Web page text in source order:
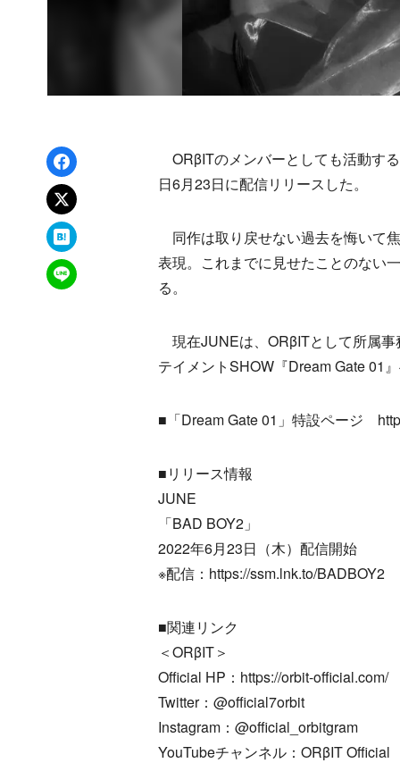
Facebookでシェア
xでポスト
はてなブックマーク
LINEで送る
ORβITのメンバーとしても活動す
日6月23日に配信リリースした。
同作は取り戻せない過去を悔いて
表現。これまでに見せたことのない
る。
現在JUNEは、ORβITとして所属
テイメントSHOW『Dream Gate 01
■「Dream Gate 01」特設ページ
■リリース情報
JUNE
「BAD BOY2」
2022年6月23日（木）配信開始
※配信：https://ssm.lnk.to/BADBOY2
■関連リンク
＜ORβIT＞
Official HP：https://orbit-official.com/
Twitter：@official7orbit
Instagram：@official_orbitgram
YouTubeチャンネル：ORβIT Official